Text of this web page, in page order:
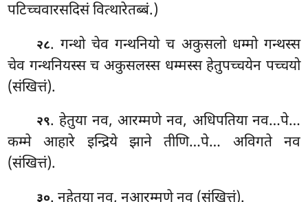
पटिच्चवारसदिसं वित्थारेतब्बं.)
२८. गन्थो चेव गन्थनियो च अकुसलो धम्मो गन्थस्स
चेव गन्थनियस्सच अकुसलस्स धम्मस्स हेतुपच्चयेन पच्चयो
(संखित्तं).
२९. हेतुया नव, आरम्मणे नव, अधिपतिया नव…पे…
कम्मे आहारे इन्द्रिये झाने तीणि…पे… अविगते नव
(संखित्तं).